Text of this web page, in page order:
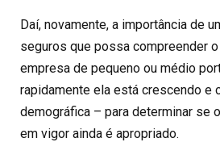
Daí, novamente, a importância de
seguros que possa compreender
empresa de pequeno ou médio
rapidamente ela está crescendo e
demográfica – para determinar se
em vigor ainda é apropriado.